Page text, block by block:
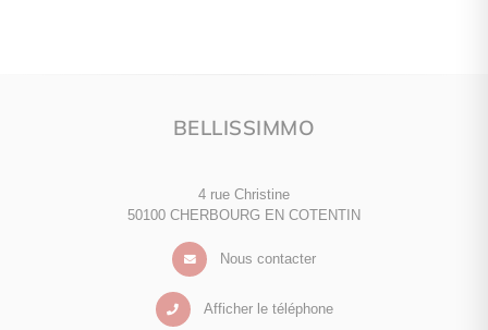
BELLISSIMMO
4 rue Christine
50100 CHERBOURG EN COTENTIN
Nous contacter
Afficher le téléphone